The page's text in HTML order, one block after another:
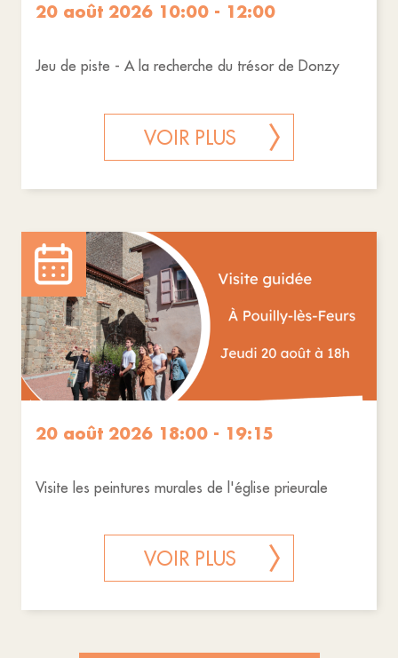
20 août 2026 10:00 - 12:00
Jeu de piste - A la recherche du trésor de Donzy
VOIR PLUS
20 août 2026 18:00 - 19:15
Visite les peintures murales de l'église prieurale
VOIR PLUS